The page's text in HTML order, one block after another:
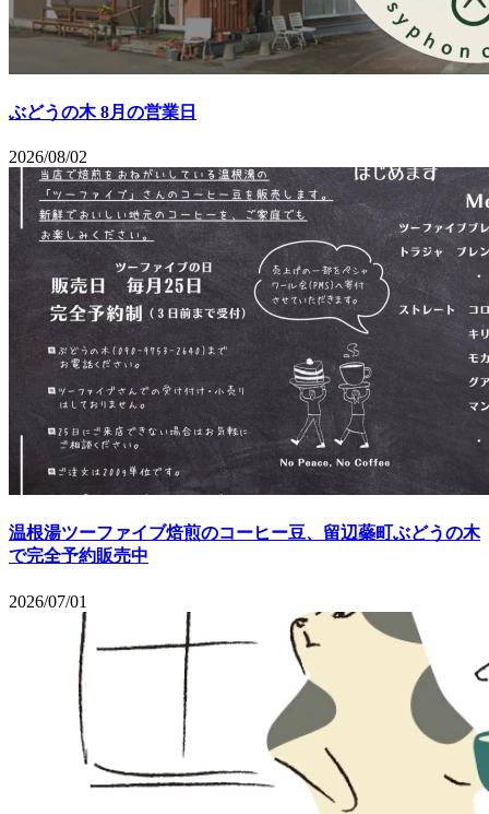
ぶどうの木 8月の営業日
2026/08/02
温根湯ツーファイブ焙煎のコーヒー豆、留辺蘂町ぶどうの木
で完全予約販売中
2026/07/01